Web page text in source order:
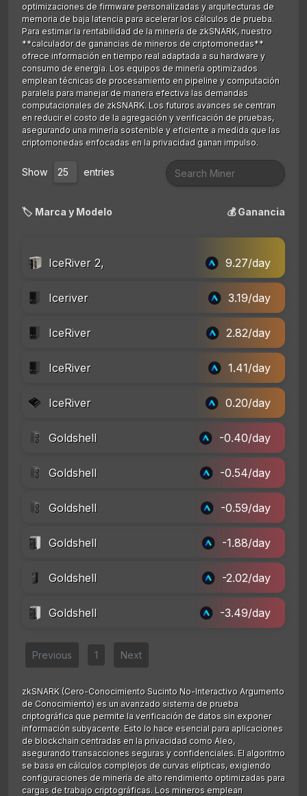
optimizaciones de firmware personalizadas y arquitecturas de
memoria de baja latencia para acelerar los cálculos de prueba.
Para estimar la rentabilidad de la minería de zkSNARK, nuestro
**calculador de ganancias de mineros de criptomonedas**
ofrece información en tiempo real adaptada a su hardware y
consumo de energía. Los equipos de minería optimizados
emplean técnicas de procesamiento en pipeline y computación
paralela para manejar de manera efectiva las demandas
computacionales de zkSNARK. Los futuros avances se centran
en reducir el costo de la agregación y verificación de pruebas,
asegurando una minería sostenible y eficiente a medida que las
criptomonedas enfocadas en la privacidad ganan impulso.
Show entries
🏷️ Marca y Modelo 💰 Ganancia
IceRiver 2, 9.27/day
Iceriver 3.19/day
IceRiver 2.82/day
IceRiver 1.41/day
IceRiver 0.20/day
Goldshell -0.40/day
Goldshell -0.54/day
Goldshell -0.59/day
Goldshell -1.88/day
Goldshell -2.02/day
Goldshell -3.49/day
Previous 1 Next
zkSNARK (Cero-Conocimiento Sucinto No-Interactivo Argumento
de Conocimiento) es un avanzado sistema de prueba
criptográfica que permite la verificación de datos sin exponer
información subyacente. Esto lo hace esencial para aplicaciones
de blockchain centradas en la privacidad como Aleo,
asegurando transacciones seguras y confidenciales. El algoritmo
se basa en cálculos complejos de curvas elípticas, exigiendo
configuraciones de minería de alto rendimiento optimizadas para
cargas de trabajo criptográficas. Los mineros emplean